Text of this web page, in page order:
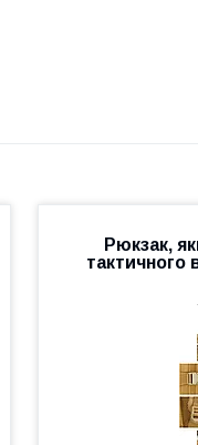
Рюкзак,
тактичного